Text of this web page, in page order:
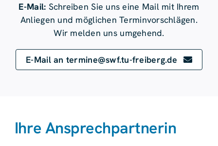
E-Mail: Schreiben Sie uns eine Mail mit Ihrem
Anliegen und möglichen Terminvorschlägen.
Wir melden uns umgehend.
E-Mail an termine@swf.tu-freiberg.de
Ihre Ansprechpartnerin